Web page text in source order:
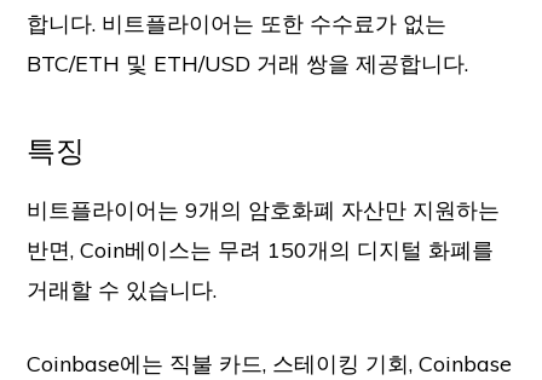
합니다. 비트플라이어는 또한 수수료가 없는
BTC/ETH 및 ETH/USD 거래 쌍을 제공합니다.
특징
비트플라이어는 9개의 암호화폐 자산만 지원하는
반면, Coin베이스는 무려 150개의 디지털 화폐를
거래할 수 있습니다.
Coinbase에는 직불 카드, 스테이킹 기회, Coinbase